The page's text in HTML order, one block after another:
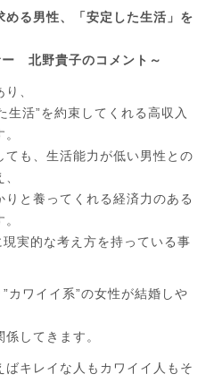
める男性、「安定した生活」を
北野貴子のコメント～
、
生活”を約束してくれる高収入
ても、生活能力が低い男性との
と養ってくれる経済力のある
実的な考え方を持っている事
カワイイ系”の女性が結婚しや
してきます。
キレイな人もカワイイ人もそ